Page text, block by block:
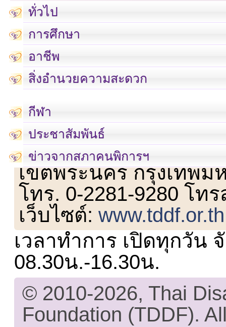
ทั่วไป
การศึกษา
อาชีพ
สิ่งอำนวยความสะดวก
กีฬา
ประชาสัมพันธ์
ข่าวจากสภาคนพิการฯ
เลขที่ 23 ชั้น 2 ถนนวิ
เขตพระนคร กรุงเทพม
โทร. 0-2281-9280 โท
เว็บไซต์:www.tddf.or.th
เวลาทำการ เปิดทุกวัน
08.30น.-16.30น.
© 2010-2026, Thai
Foundation (TDDF).